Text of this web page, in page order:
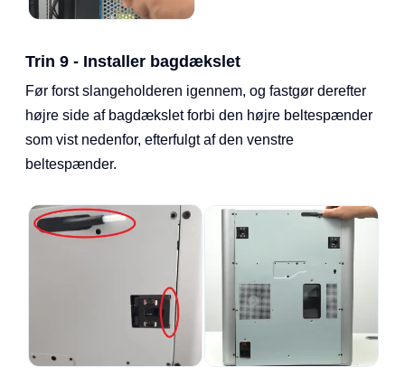
Trin 9 - Installer bagdækslet
Før forst slangeholderen igennem, og fastgør derefter
højre side af bagdækslet forbi den højre beltespænder
som vist nedenfor, efterfulgt af den venstre
beltespænder.